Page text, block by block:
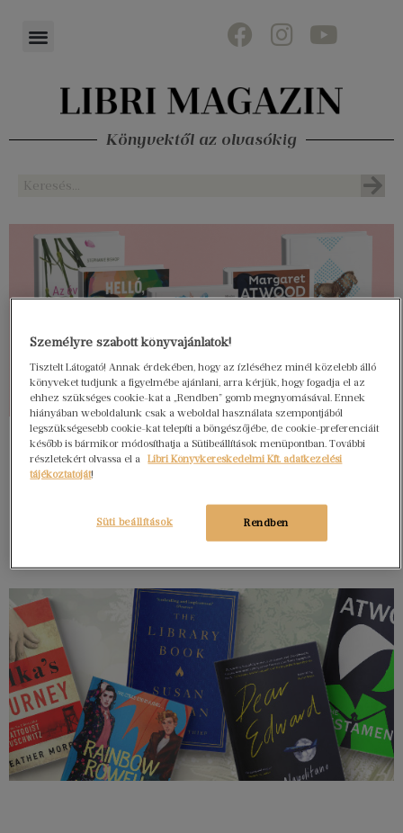
Könyvektől az olvasókig
Személyre szabott könyvajánlatok!
Tisztelt Látogató! Annak érdekében, hogy az ízléséhez minél közelebb álló
könyveket tudjunk a figyelmébe ajánlani, arra kérjük, hogy fogadja el az
ehhez szükséges cookie-kat a „Rendben” gomb megnyomásával. Ennek
hiányában weboldalunk csak a weboldal használata szempontjából
legszükségesebb cookie-kat telepíti a böngészőjébe, de cookie-preferenciáit
később is bármikor módosíthatja a Sütibeállítások menüpontban. További
részletekért olvassa el a
Libri Könyvkereskedelmi Kft. adatkezelési
tájékoztatóját!
Rendben
Süti beállítások